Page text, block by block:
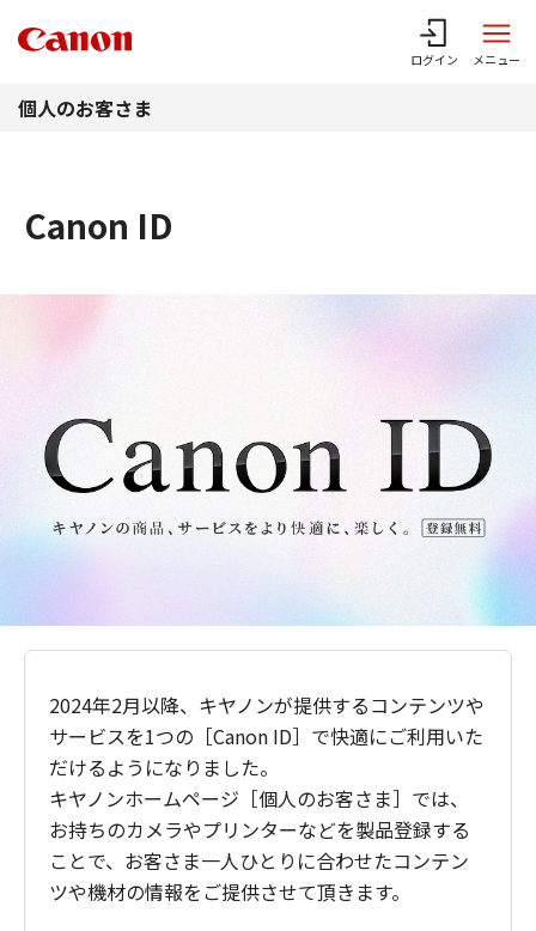
ログイン メニュー
個人のお客さま
Canon ID
2024年2月以降、キヤノンが提供するコンテンツや
サービスを1つの［Canon ID］で快適にご利用いた
だけるようになりました。
キヤノンホームページ［個人のお客さま］では、
お持ちのカメラやプリンターなどを製品登録する
ことで、お客さま一人ひとりに合わせたコンテン
ツや機材の情報をご提供させて頂きます。